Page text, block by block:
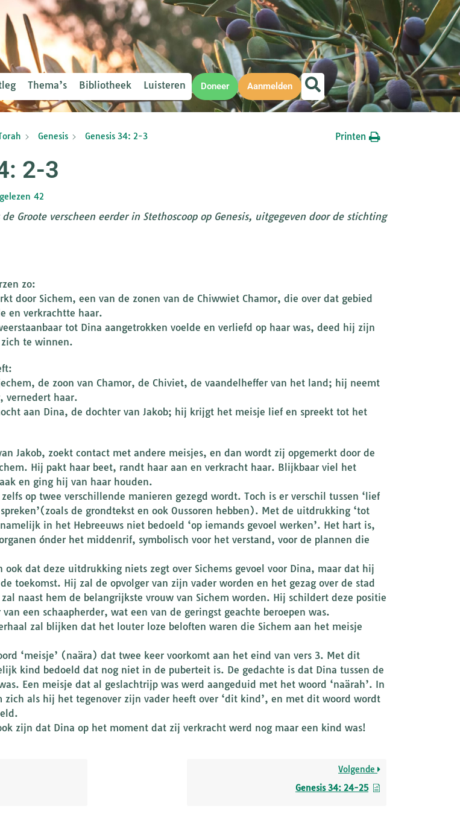
Thema’s Bibliotheek Luisteren Doneer Aanmelden
Genesis Genesis 34: 2-3 Printen
2-3
gelezen 42
Groote verscheen eerder in Stethoscoop op Genesis, uitgegeven door de stichting
zo:
door Sichem, een van de zonen van de Chiwwiet Chamor, die over dat gebied
en verkrachtte haar.
tot Dina aangetrokken voelde en verliefd op haar was, deed hij zijn
te winnen.
de zoon van Chamor, de Chiviet, de vaandelheffer van het land; hij neemt
vernedert haar.
aan Dina, de dochter van Jakob; hij krijgt het meisje lief en spreekt tot het
Jakob, zoekt contact met andere meisjes, en dan wordt zij opgemerkt door de
Hij pakt haar beet, randt haar aan en verkracht haar. Blijkbaar viel het
en ging hij van haar houden.
op twee verschillende manieren gezegd wordt. Toch is er verschil tussen ‘lief
de grondtekst en ook Oussoren hebben). Met de uitdrukking ‘tot
in het Hebreeuws niet bedoeld ‘op iemands gevoel werken’. Het hart is,
ónder het middenrif, symbolisch voor het verstand, voor de plannen die
ook dat deze uitdrukking niets zegt over Sichems gevoel voor Dina, maar dat hij
toekomst. Hij zal de opvolger van zijn vader worden en het gezag over de stad
naast hem de belangrijkste vrouw van Sichem worden. Hij schildert deze positie
een schaapherder, wat een van de geringst geachte beroepen was.
zal blijken dat het louter loze beloften waren die Sichem aan het meisje
‘meisje’ (naära) dat twee keer voorkomt aan het eind van vers 3. Met dit
kind bedoeld dat nog niet in de puberteit is. De gedachte is dat Dina tussen de
Een meisje dat al geslachtrijp was werd aangeduid met het woord ‘naärah’. In
zich als hij het tegenover zijn vader heeft over ‘dit kind’, en met dit woord wordt
zijn dat Dina op het moment dat zij verkracht werd nog maar een kind was!
Volgende
Genesis 34: 24-25